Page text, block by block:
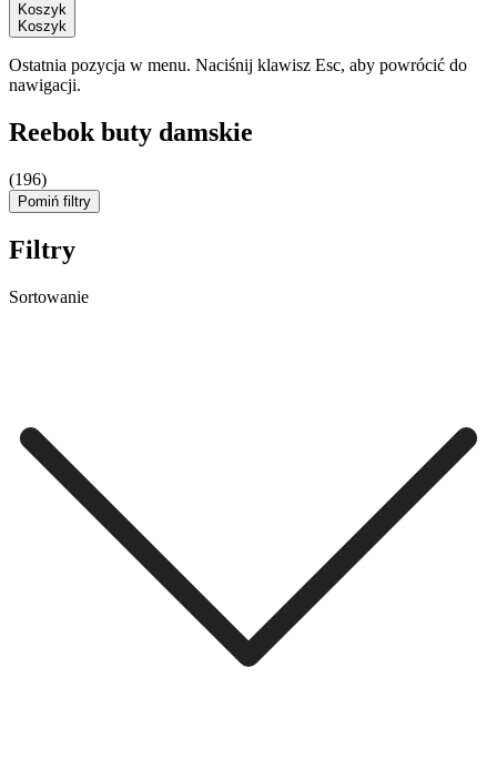
Koszyk
Koszyk
Ostatnia pozycja w menu. Naciśnij klawisz Esc, aby powrócić do
nawigacji.
Reebok buty damskie
(196)
Pomiń filtry
Filtry
Sortowanie